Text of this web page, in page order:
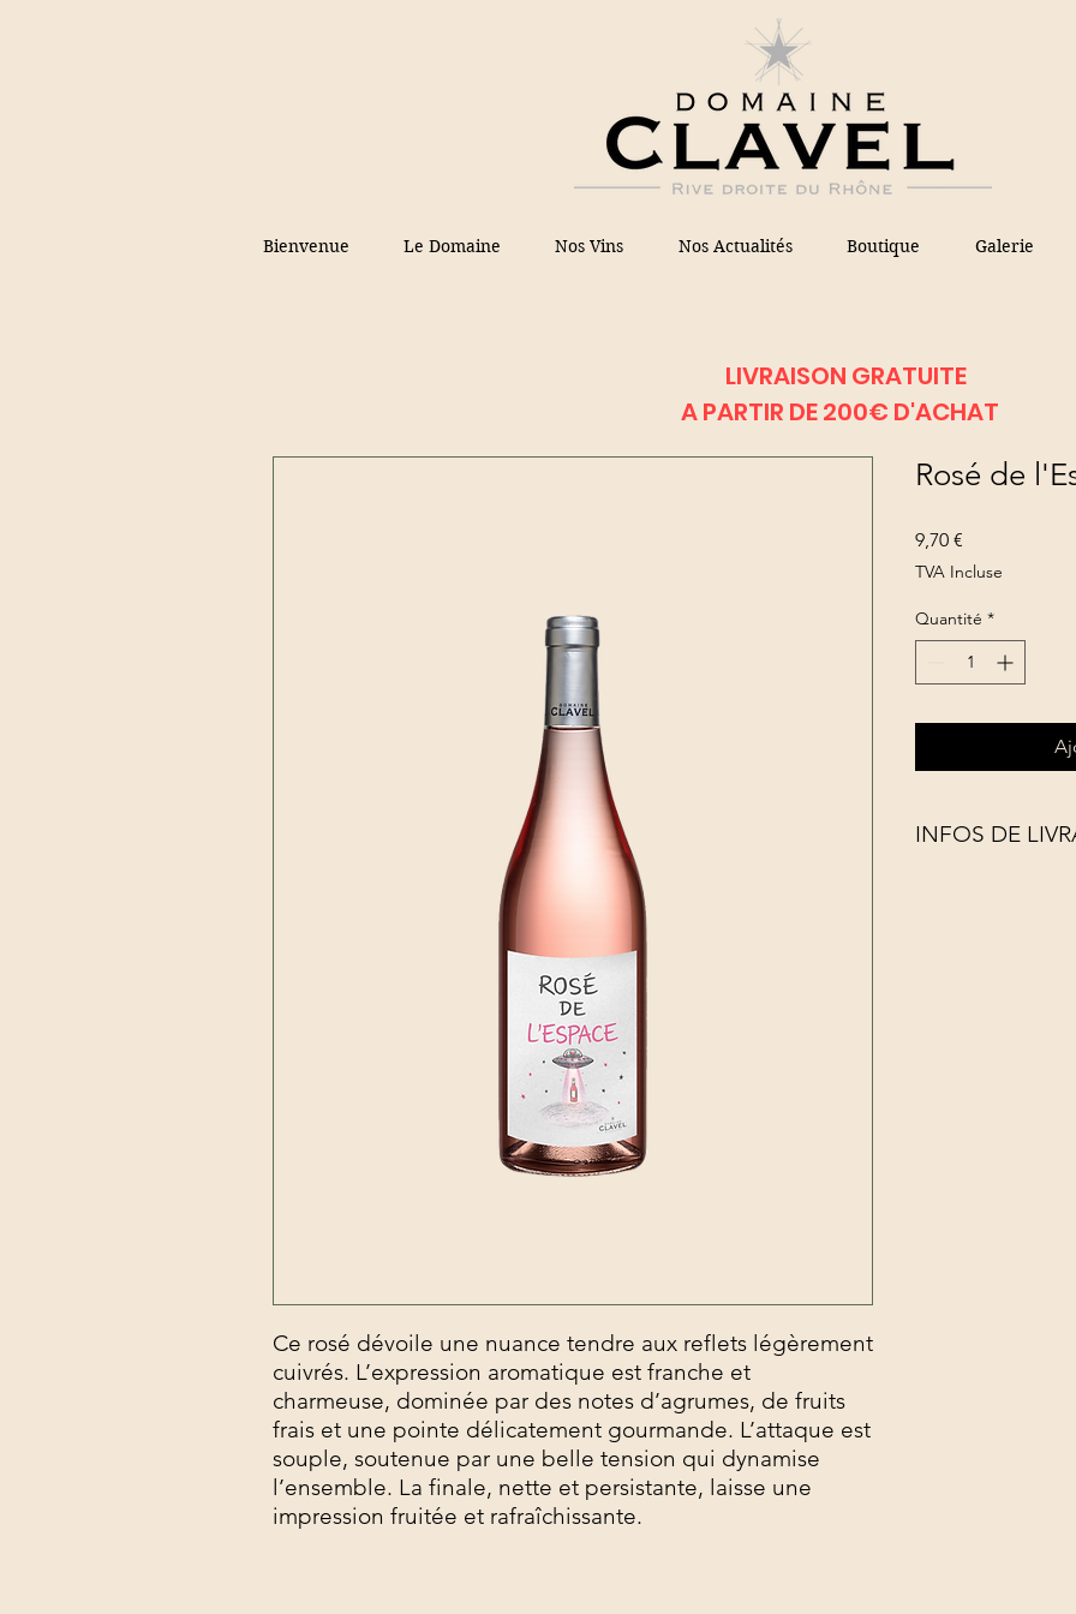
Bienvenue Le Domaine Nos Vins Nos Actualités Boutique Galerie
Ce rosé dévoile une nuance tendre aux reflets légèrement
cuivrés. L’expression aromatique est franche et
charmeuse, dominée par des notes d’agrumes, de fruits
frais et une pointe délicatement gourmande. L’attaque est
souple, soutenue par une belle tension qui dynamise
l’ensemble. La finale, nette et persistante, laisse une
impression fruitée et rafraîchissante.
Rosé de
9,70 €
TVA Incluse
Quantité *
INFOS DE
LIVRAISON GRATUITE
A PARTIR DE 200€ D'ACHAT